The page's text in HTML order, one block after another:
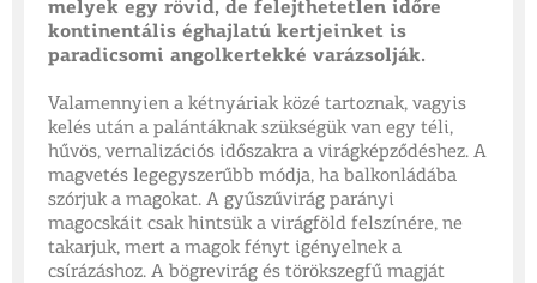
melyek egy rövid, de felejthetetlen időre
kontinentális éghajlatú kertjeinket is
paradicsomi angolkertekké varázsolják.
Valamennyien a kétnyáriak közé tartoznak, vagyis
kelés után a palántáknak szükségük van egy téli,
hűvös, vernalizációs időszakra a virágképződéshez. A
magvetés legegyszerűbb módja, ha balkonládába
szórjuk a magokat. A gyűszűvirág parányi
magocskáit csak hintsük a virágföld felszínére, ne
takarjuk, mert a magok fényt igényelnek a
csírázáshoz. A bögrevirág és törökszegfű magját